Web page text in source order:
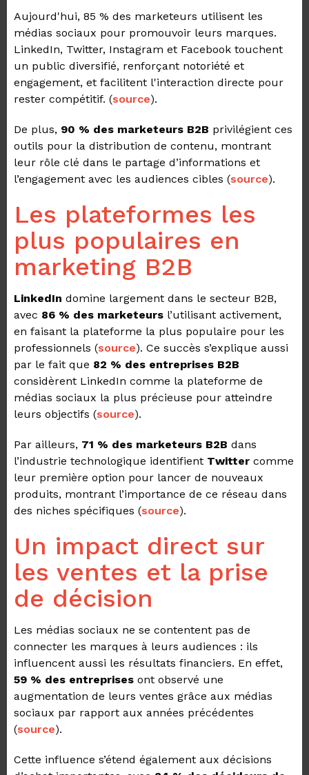
Aujourd'hui, 85 % des marketeurs utilisent les
médias sociaux pour promouvoir leurs marques.
LinkedIn, Twitter, Instagram et Facebook touchent
un public diversifié, renforçant notoriété et
engagement, et facilitent l'interaction directe pour
rester compétitif. (source).
De plus, 90 % des marketeurs B2B privilégient ces
outils pour la distribution de contenu, montrant
leur rôle clé dans le partage d’informations et
l’engagement avec les audiences cibles (source).
Les plateformes les
plus populaires en
marketing B2B
LinkedIn domine largement dans le secteur B2B,
avec 86 % des marketeurs l’utilisant activement,
en faisant la plateforme la plus populaire pour les
professionnels (source). Ce succès s’explique aussi
par le fait que 82 % des entreprises B2B
considèrent LinkedIn comme la plateforme de
médias sociaux la plus précieuse pour atteindre
leurs objectifs (source).
Par ailleurs, 71 % des marketeurs B2B dans
l’industrie technologique identifient Twitter comme
leur première option pour lancer de nouveaux
produits, montrant l’importance de ce réseau dans
des niches spécifiques (source).
Un impact direct sur
les ventes et la prise
de décision
Les médias sociaux ne se contentent pas de
connecter les marques à leurs audiences : ils
influencent aussi les résultats financiers. En effet,
59 % des entreprises ont observé une
augmentation de leurs ventes grâce aux médias
sociaux par rapport aux années précédentes
(source).
Cette influence s’étend également aux décisions